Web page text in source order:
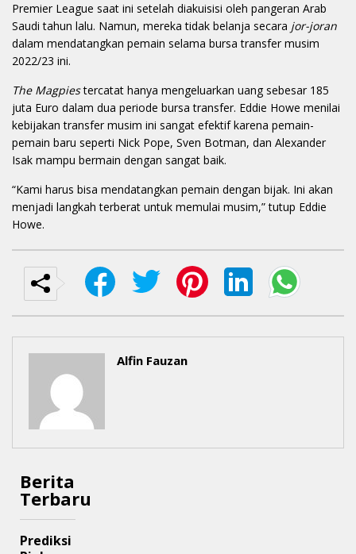
Premier League saat ini setelah diakuisisi oleh pangeran Arab
Saudi tahun lalu. Namun, mereka tidak belanja secara jor-joran
dalam mendatangkan pemain selama bursa transfer musim
2022/23 ini.
The Magpiestercatat hanya mengeluarkan uang sebesar 185
juta Euro dalam dua periode bursa transfer. Eddie Howe menilai
kebijakan transfer musim ini sangat efektif karena pemain-
pemain baru seperti Nick Pope, Sven Botman, dan Alexander
Isak mampu bermain dengan sangat baik.
“Kami harus bisa mendatangkan pemain dengan bijak. Ini akan
menjadi langkah terberat untuk memulai musim,” tutup Eddie
Howe.
Alfin Fauzan
Berita
Terbaru
Prediksi